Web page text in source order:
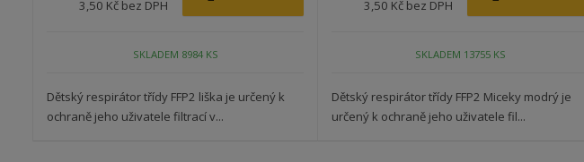
3,50 Kč bez DPH
SKLADEM 8984 KS
Dětský respirátor třídy FFP2 liška je určený k
ochraně jeho uživatele filtrací v...
3,50 Kč bez DPH
SKLADEM 13755 KS
Dětský respirátor třídy FFP2 Miceky modrý je
určený k ochraně jeho uživatele fil...